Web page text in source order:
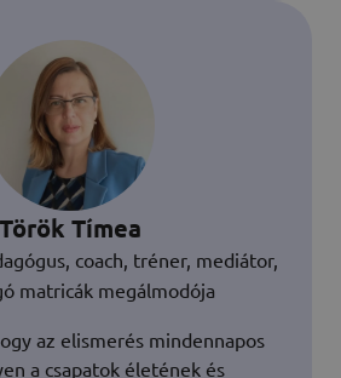
Török Tímea
coach, tréner, mediátor,
matricák megálmodója
az elismerés mindennapos
a csapatok életének és